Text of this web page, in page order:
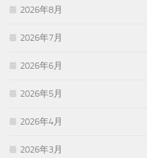
2026年8月
2026年7月
2026年6月
2026年5月
2026年4月
2026年3月